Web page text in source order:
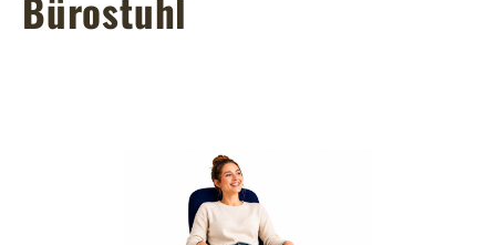
Bildergalerie überspringen